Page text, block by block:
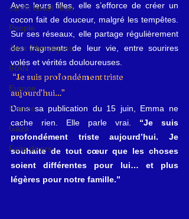
conflit Israël -Iran
People
Jeux Olympiques
IRAN
Europe
France
Gaza
Faits divers
Avec leurs filles, elle s’efforce de créer un
cocon fait de douceur, malgré les tempêtes.
Sur ses réseaux, elle partage régulièrement
des fragments de leur vie, entre sourires
volés et vérités douloureuses.
aujourd’hui…”
Dans sa publication du 15 juin, Emma ne
cache rien. Elle parle vrai. “Je suis
profondément triste aujourd’hui. Je
souhaite de tout cœur que les choses
soient différentes pour lui… et plus
légères pour notre famille.”